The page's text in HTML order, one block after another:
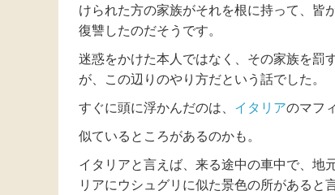
けられた方の家族がそれを根に持って、皆
復讐したのだそうです。
迷惑をかけた本人ではなく、その家族を罰
が、この辺りのやり方だという話でした。
すぐに頭に浮かんだのは、 イタリアのマフ
似ているところがあるのかも。
イタリアと言えば、来る途中の車中で、地
リアにウシュグリに似た景色の所があると